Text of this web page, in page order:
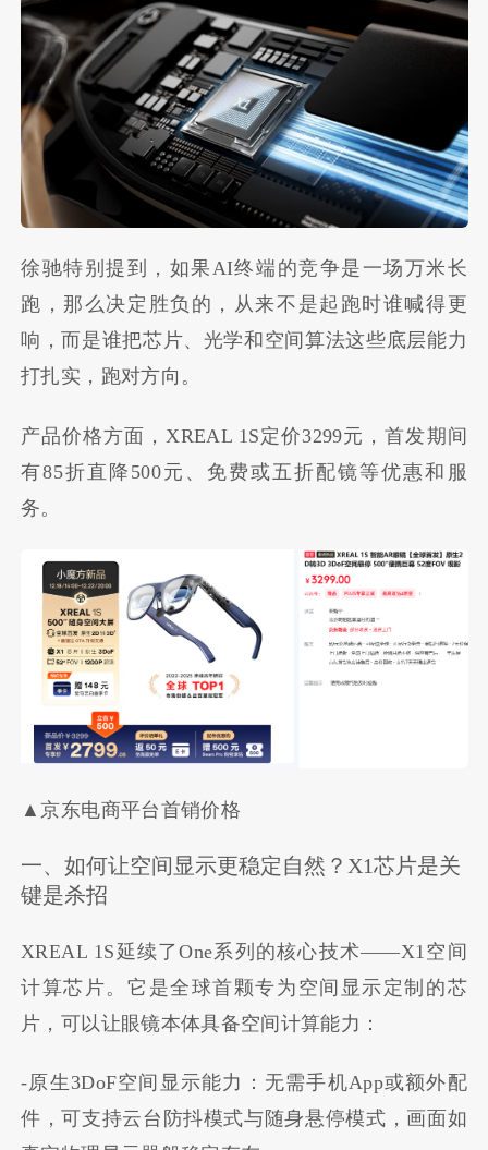
徐驰特别提到，如果AI终端的竞争是一场万米长
跑，那么决定胜负的，从来不是起跑时谁喊得更
响，而是谁把芯片、光学和空间算法这些底层能力
打扎实，跑对方向。
产品价格方面，XREAL 1S定价3299元，首发期间
有85折直降500元、免费或五折配镜等优惠和服
务。
▲京东电商平台首销价格
一、如何让空间显示更稳定自然？X1芯片是关
键是杀招
XREAL 1S延续了One系列的核心技术——X1空间
计算芯片。它是全球首颗专为空间显示定制的芯
片，可以让眼镜本体具备空间计算能力：
-原生3DoF空间显示能力：无需手机App或额外配
件，可支持云台防抖模式与随身悬停模式，画面如